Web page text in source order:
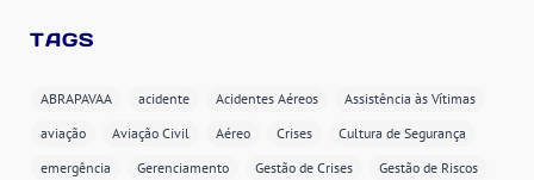
TAGS
ABRAPAVAA acidente Acidentes Aéreos
Assistência às Vítimas
aviação
Aviação Civil Aéreo Crises
Cultura de Segurança
emergência
Gerenciamento Gestão de Crises
Gestão de Riscos